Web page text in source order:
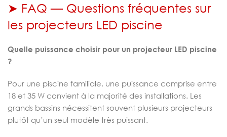
➤ FAQ — Questions fréquentes sur
les projecteurs LED piscine
Quelle puissance choisir pour un projecteur LED piscine
?
Pour une piscine familiale, une puissance comprise entre
18 et 35 W convient à la majorité des installations. Les
grands bassins nécessitent souvent plusieurs projecteurs
plutôt qu’un seul modèle très puissant.